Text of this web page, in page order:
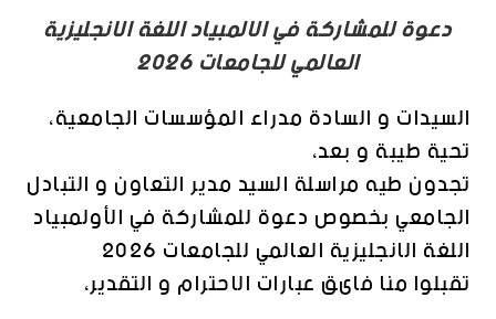
دعوة للمشاركة في الالمبياد اللغة الانجليزية
العالمي للجامعات 2026
السيدات و السادة مدراء المؤسسات الجامعية،
تحية طيبة و بعد،
تجدون طيه مراسلة السيد مدير التعاون و التبادل
الجامعي بخصوصدعوة للمشاركةفيالأولمبياد
اللغة الانجليزية العالميللجامعات2026
تقبلوا منا فاىق عبارات الاحترام و التقدير،